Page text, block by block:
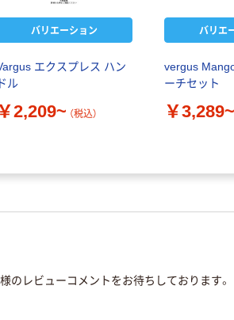
バリエーション
エクスプレス ハン
ドル
2,209~ （税込）
バリエ
vergus
ーチセット
￥3,289~
のレビューコメントをお待ちしております。